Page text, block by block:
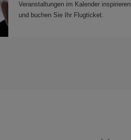
Veranstaltungen im Kalender inspirieren
und buchen Sie Ihr Flugticket.